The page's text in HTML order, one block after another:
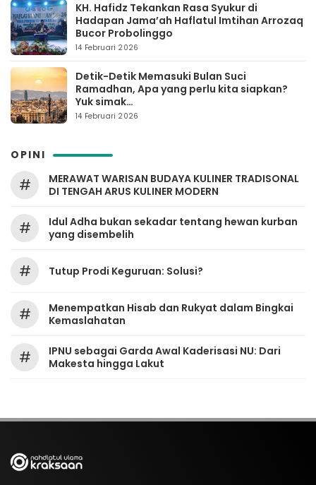
KH. Hafidz Tekankan Rasa Syukur di
Hadapan Jama’ah Haflatul Imtihan Arrozaq
Bucor Probolinggo
14 Februari 2026
Detik-Detik Memasuki Bulan Suci
Ramadhan, Apa yang perlu kita siapkan?
Yuk simak…
14 Februari 2026
OPINI
#
MERAWAT WARISAN BUDAYA KULINER TRADISONAL
DI TENGAH ARUS KULINER MODERN
#
Idul Adha bukan sekadar tentang hewan kurban
yang disembelih
# Tutup Prodi Keguruan: Solusi?
#
Menempatkan Hisab dan Rukyat dalam Bingkai
Kemaslahatan
#
IPNU sebagai Garda Awal Kaderisasi NU: Dari
Makesta hingga Lakut